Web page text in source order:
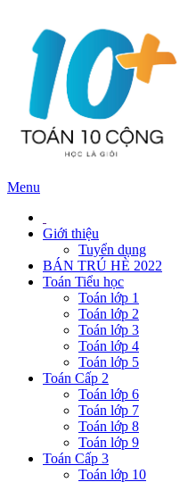
Menu
Giới thiệu
Tuyển dụng
BÁN TRÚ HÈ 2022
Toán Tiểu học
Toán lớp 1
Toán lớp 2
Toán lớp 3
Toán lớp 4
Toán lớp 5
Toán Cấp 2
Toán lớp 6
Toán lớp 7
Toán lớp 8
Toán lớp 9
Toán Cấp 3
Toán lớp 10